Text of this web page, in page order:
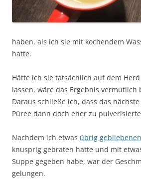
haben, als ich sie mit kochendem
hatte.
Hätte ich sie tatsächlich auf dem
lassen, wäre das Ergebnis vermutlich
Daraus schließe ich, dass das
Püree dann doch eher zu
Nachdem ich etwas übrig
knusprig gebraten hatte und mit
Suppe gegeben habe, war der
gelungen.